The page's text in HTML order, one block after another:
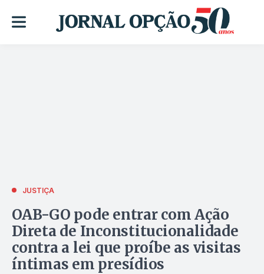
JUSTIÇA
OAB-GO pode entrar com Ação
Direta de Inconstitucionalidade
contra a lei que proíbe as visitas
íntimas em presídios